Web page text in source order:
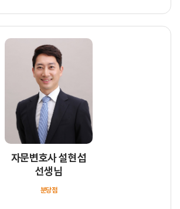
자문변호사 설현섭
선생님
분당점